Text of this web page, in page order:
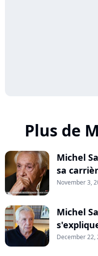
Plus de
Michel
sa
November 3,
Michel
December 22,